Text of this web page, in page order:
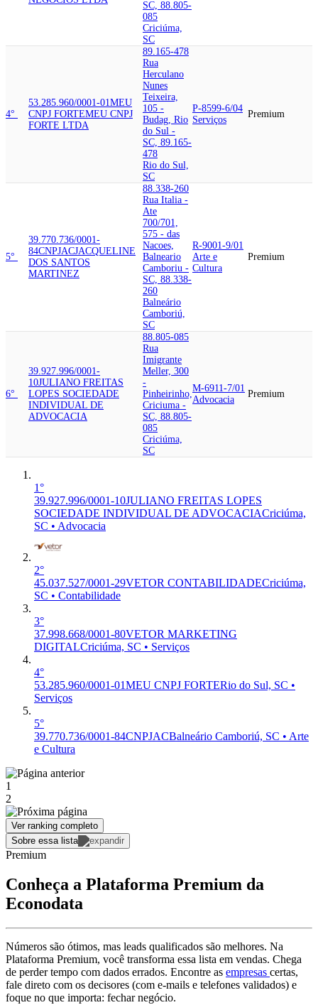
SC, 88.805-
085
Criciúma,
SC
4°
53.285.960/0001-01MEU
CNPJ FORTEMEU CNPJ
FORTE LTDA
89.165-478
Rua
Herculano
Nunes
Teixeira,
105 -
Budag, Rio
do Sul -
SC, 89.165-
478
Rio do Sul,
SC
P-8599-6/04
Serviços
Premium
5°
39.770.736/0001-
84CNPJACJACQUELINE
DOS SANTOS
MARTINEZ
88.338-260
Rua Italia -
Ate
700/701,
575 - das
Nacoes,
Balneario
Camboriu -
SC, 88.338-
260
Balneário
Camboriú,
SC
R-9001-9/01
Arte e
Cultura
Premium
6°
39.927.996/0001-
10JULIANO FREITAS
LOPES SOCIEDADE
INDIVIDUAL DE
ADVOCACIA
88.805-085
Rua
Imigrante
Meller, 300
-
Pinheirinho,
Criciuma -
SC, 88.805-
085
Criciúma,
SC
M-6911-7/01
Advocacia
Premium
1°
39.927.996/0001-10JULIANO FREITAS LOPES
SOCIEDADE INDIVIDUAL DE ADVOCACIACriciúma,
SC • Advocacia
2°
45.037.527/0001-29VETOR CONTABILIDADECriciúma,
SC • Contabilidade
3°
37.998.668/0001-80VETOR MARKETING
DIGITALCriciúma, SC • Serviços
4°
53.285.960/0001-01MEU CNPJ FORTERio do Sul, SC •
Serviços
5°
39.770.736/0001-84CNPJACBalneário Camboriú, SC • Arte
e Cultura
1
2
Ver ranking completo
Sobre essa lista
Premium
Conheça a Plataforma Premium da
Econodata
Números são ótimos, mas leads qualificados são melhores. Na
Plataforma Premium, você transforma essa lista em vendas. Chega
de perder tempo com dados errados. Encontre as empresas certas,
fale direto com os decisores (com e-mails e telefones validados) e
foque no que importa: fechar negócio.